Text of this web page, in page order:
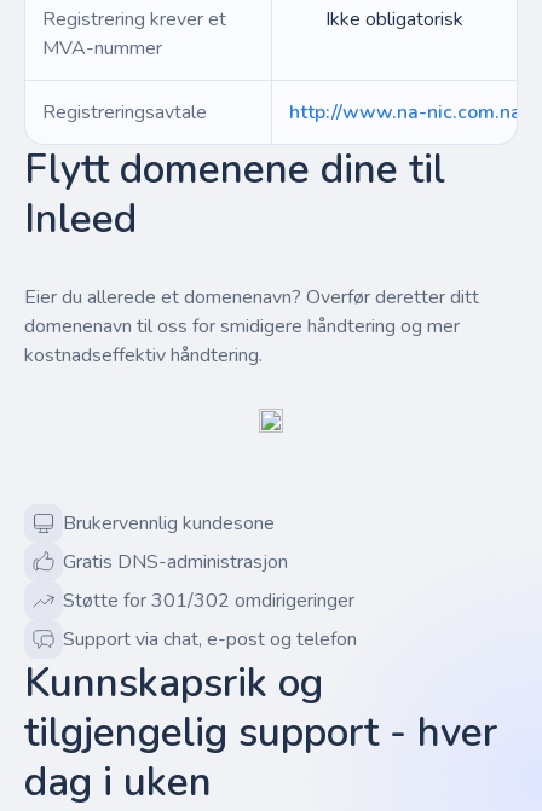
Registrering krever et
MVA-nummer
Ikke obligatorisk
Registreringsavtale http://www.na-nic.com.na/
Flytt domenene dine til
Inleed
Eier du allerede et domenenavn? Overfør deretter ditt
domenenavn til oss for smidigere håndtering og mer
kostnadseffektiv håndtering.
Brukervennlig kundesone
Gratis DNS-administrasjon
Støtte for 301/302 omdirigeringer
Support via chat, e-post og telefon
Kunnskapsrik og
tilgjengelig support - hver
dag i uken